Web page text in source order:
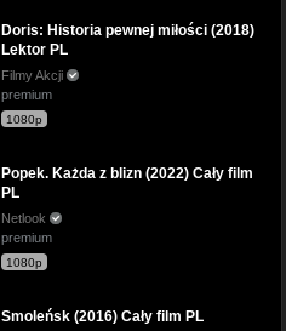
Doris: Historia pewnej miłości (2018)
Lektor PL
Filmy Akcji
premium
1080p
Popek. Każda z blizn (2022) Cały film
PL
Netlook
premium
1080p
Smoleńsk (2016) Cały film PL